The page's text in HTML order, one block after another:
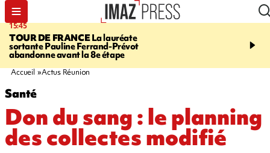
15:45
TOUR DE FRANCELa lauréate
sortante Pauline Ferrand-Prévot
abandonne avant la 8e étape
20:17
routière, concours de
Accueil Actus Réunion
Santé
Don du sang : le planning
des collectes modifié